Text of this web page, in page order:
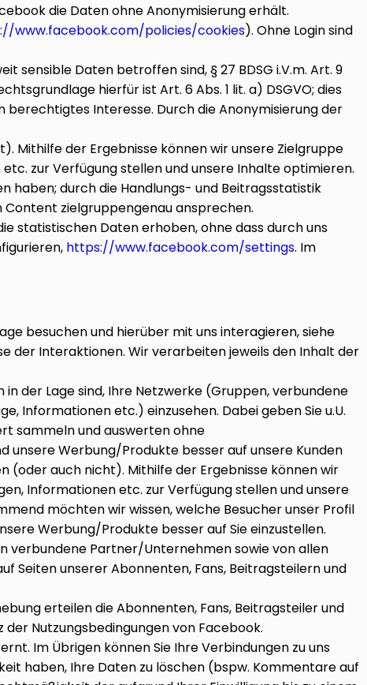
die Daten ohne Anonymisierung erhält.
www.facebook.com/policies/cookies). Ohne Login sind
sensible Daten betroffen sind, § 27 BDSG i.V.m. Art. 9
hierfür ist Art. 6 Abs. 1 lit. a) DSGVO; dies
Interesse. Durch die Anonymisierung der
Mithilfe der Ergebnisse können wir unsere Zielgruppe
zur Verfügung stellen und unsere Inhalte optimieren.
haben; durch die Handlungs- und Beitragsstatistik
zielgruppengenau ansprechen.
statistischen Daten erhoben, ohne dass durch uns
https://www.facebook.com/settings. Im
besuchen und hierüber mit uns interagieren, siehe
der Interaktionen. Wir verarbeiten jeweils den Inhalt der
der Lage sind, Ihre Netzwerke (Gruppen, verbundene
Informationen etc.) einzusehen. Dabei geben Sie u.U.
sammeln und auswerten ohne
unsere Werbung/Produkte besser auf unsere Kunden
(oder auch nicht). Mithilfe der Ergebnisse können wir
Informationen etc. zur Verfügung stellen und unsere
möchten wir wissen, welche Besucher unser Profil
Werbung/Produkte besser auf Sie einzustellen.
verbundene Partner/Unternehmen sowie von allen
Seiten unserer Abonnenten, Fans, Beitragsteilern und
erteilen die Abonnenten, Fans, Beitragsteiler und
Nutzungsbedingungen von Facebook.
Im Übrigen können Sie Ihre Verbindungen zu uns
haben, Ihre Daten zu löschen (bspw. Kommentare auf